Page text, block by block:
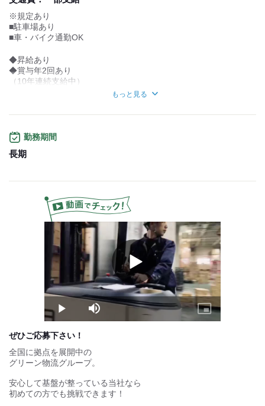
※規定あり
■駐車場あり
■車・バイク通勤OK
◆昇給あり
◆賞与年2回あり
（10年連続支給中）
◆試用期間あり(3ヵ月/同月給)
／
コースや物量により、
月給設定より稼いでいる
＝＝2025年6月の平均月給＝＝
4tドライバー：341,000円
※給与は経験や能力、
コースを考慮し決定します。
試用期間：なし
もっと見る
勤務期間
長期
Play
Play Mute
Picture-
in-
ぜひご応募下さい！
全国に拠点を展開中の
グリーン物流グループ。
安心して基盤が整っている当社なら
初めての方でも挑戦できます！